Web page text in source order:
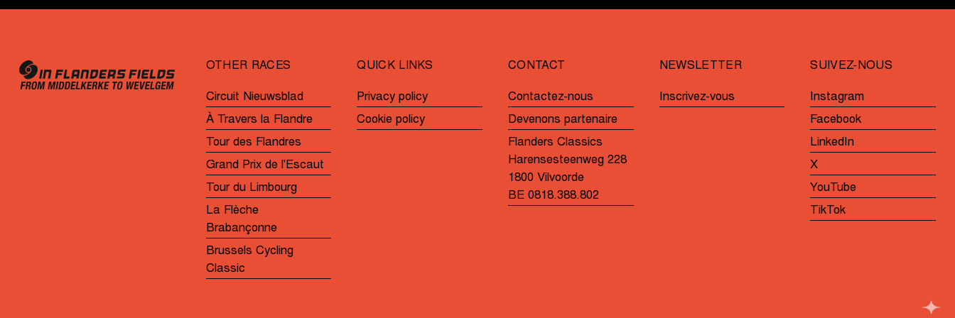
OTHER RACES
Circuit Nieuwsblad
À Travers la Flandre
Tour des Flandres
Grand Prix de l'Escaut
Tour du Limbourg
La Flèche
Brabançonne
Brussels Cycling
Classic
QUICK LINKS
Privacy policy
Cookie policy
CONTACT
Contactez-nous
Devenons partenaire
Flanders Classics
Harensesteenweg 228
1800 Vilvoorde
BE 0818.388.802
NEWSLETTER
Inscrivez-vous
SUIVEZ-NOUS
Instagram
Facebook
LinkedIn
X
YouTube
TikTok